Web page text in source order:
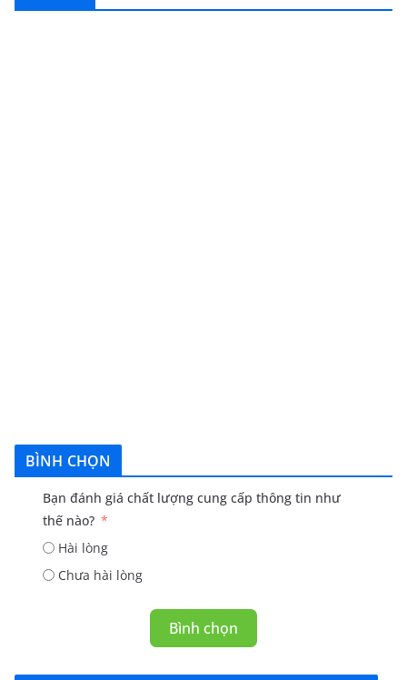
BÌNH CHỌN
Bạn đánh giá chất lượng cung cấp thông tin như
thế nào?
Hài lòng
Chưa hài lòng
Bình chọn